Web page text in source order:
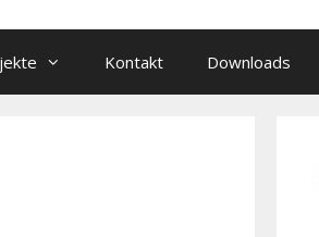
Kontakt Downloads